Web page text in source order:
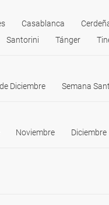
Casablanca
Santorini Tánger
Diciembre Semana
Noviembre Diciembre